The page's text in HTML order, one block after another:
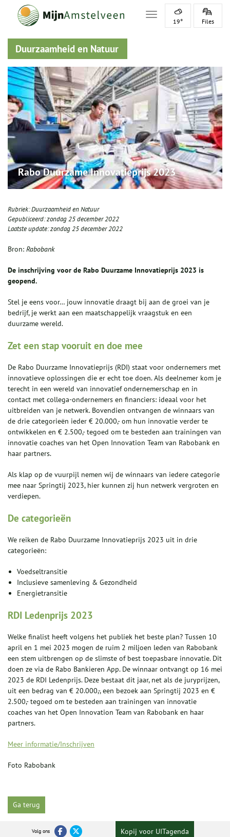
Toggle navigation
19° Files
Duurzaamheid en Natuur
Rabo Duurzame Innovatieprijs 2023
Rubriek:Duurzaamheid en Natuur
Gepubliceerd:zondag 25 december 2022
Laatste update:zondag 25 december 2022
Bron: Rabobank
De inschrijving voor de Rabo Duurzame Innovatieprijs 2023 is
geopend.
Stel je eens voor… jouw innovatie draagt bij aan de groei van je
bedrijf, je werkt aan een maatschappelijk vraagstuk en een
duurzame wereld.
Zet een stap vooruit en doe mee
De Rabo Duurzame Innovatieprijs (RDI) staat voor ondernemers met
innovatieve oplossingen die er echt toe doen. Als deelnemer kom je
terecht in een wereld van innovatief ondernemerschap en in
contact met collega-ondernemers en financiers: ideaal voor het
uitbreiden van je netwerk. Bovendien ontvangen de winnaars van
de drie categorieën ieder € 20.000,- om hun innovatie verder te
ontwikkelen en € 2.500,- tegoed om te besteden aan trainingen van
innovatie coaches van het Open Innovation Team van Rabobank en
haar partners.
Als klap op de vuurpijl nemen wij de winnaars van iedere categorie
mee naar Springtij 2023, hier kunnen zij hun netwerk vergroten en
verdiepen.
De categorieën
We reiken de Rabo Duurzame Innovatieprijs 2023 uit in drie
categorieën:
Voedseltransitie
Inclusieve samenleving & Gezondheid
Energietransitie
RDI Ledenprijs 2023
Welke finalist heeft volgens het publiek het beste plan? Tussen 10
april en 1 mei 2023 mogen de ruim 2 miljoen leden van Rabobank
een stem uitbrengen op de slimste of best toepasbare innovatie. Dit
doen ze via de Rabo Bankieren App. De winnaar ontvangt op 16 mei
2023 de RDI Ledenprijs. Deze bestaat dit jaar, net als de juryprijzen,
uit een bedrag van € 20.000,-, een bezoek aan Springtij 2023 en €
2.500,- tegoed om te besteden aan trainingen van innovatie
coaches van het Open Innovation Team van Rabobank en haar
partners.
Meer informatie/Inschrijven
Foto Rabobank
Ga terug
Volg ons Kopij voor UITagenda